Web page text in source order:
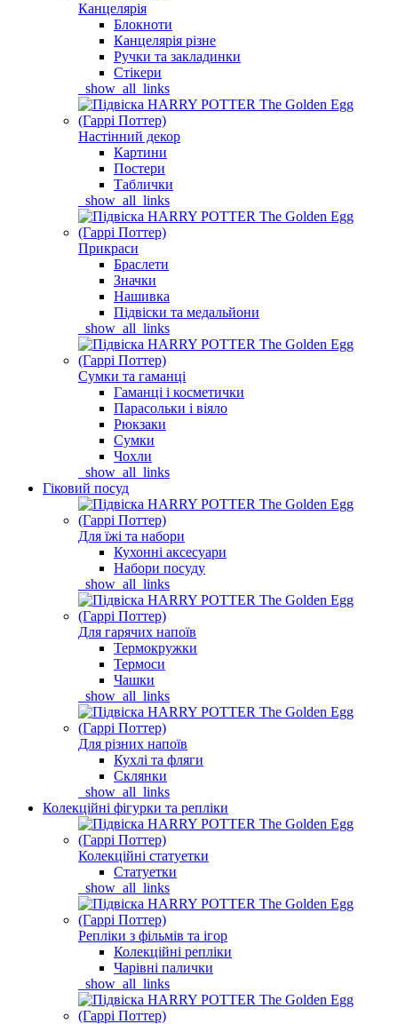
Канцелярія
Блокноти
Канцелярія різне
Ручки та закладинки
Стікери
_show_all_links
Настінний декор
Картини
Постери
Таблички
_show_all_links
Прикраси
Браслети
Значки
Нашивка
Підвіски та медальйони
_show_all_links
Сумки та гаманці
Гаманці і косметички
Парасольки і віяло
Рюкзаки
Сумки
Чохли
_show_all_links
Гіковий посуд
Для їжі та набори
Кухонні аксесуари
Набори посуду
_show_all_links
Для гарячих напоїв
Термокружки
Термоси
Чашки
_show_all_links
Для різних напоїв
Кухлі та фляги
Склянки
_show_all_links
Колекційні фігурки та репліки
Колекційні статуетки
Статуетки
_show_all_links
Репліки з фільмів та ігор
Колекційні репліки
Чарівні палички
_show_all_links